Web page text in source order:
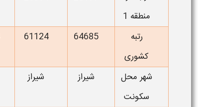
منطقه 1
رتبه
کشوری
64685
61124
شهر محل
سکونت
شیراز شیراز